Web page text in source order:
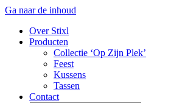
Ga naar de inhoud
Over Stixl
Producten
Collectie ‘Op Zijn Plek’
Feest
Kussens
Tassen
Contact